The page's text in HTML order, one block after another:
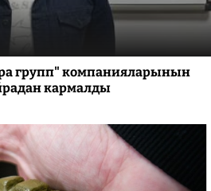
групп" компанияларынын
кармалды